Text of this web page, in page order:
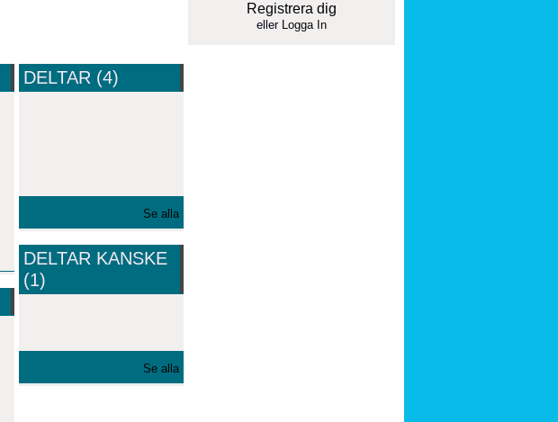
DELTAR (4)
Se alla
DELTAR KANSKE
(1)
Se alla
Registrera dig
eller Logga In